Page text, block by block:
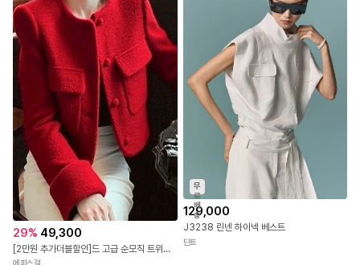
29% 49,300
[2만원 추가더블할인]드 고급 순모직 트위드 자켓
무
료
배
송
129,000
J3238 린넨 하이넥 베스트
딘트